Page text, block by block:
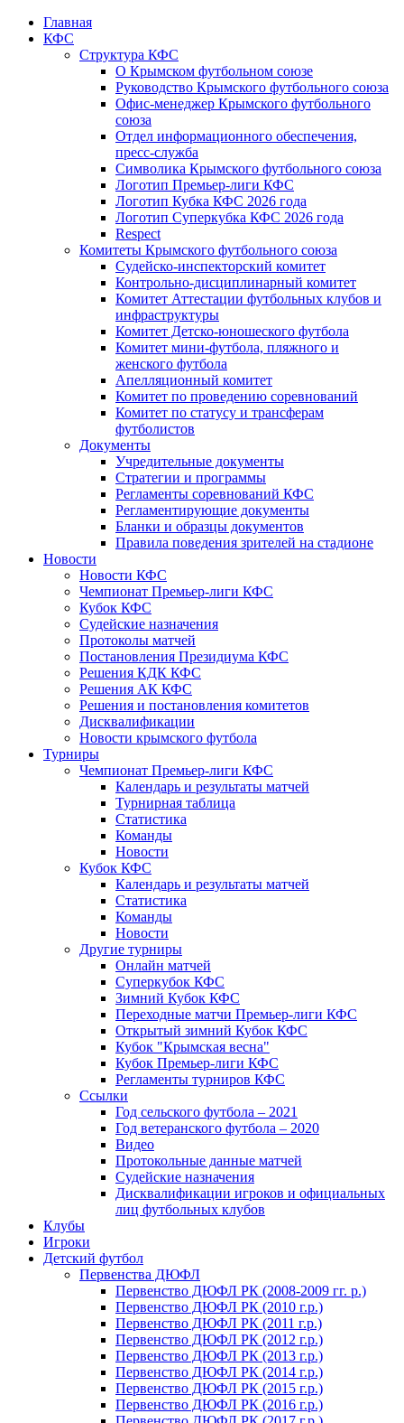
Главная
КФС
Структура КФС
О Крымском футбольном союзе
Руководство Крымского футбольного союза
Офис-менеджер Крымского футбольного
союза
Отдел информационного обеспечения,
пресс-служба
Символика Крымского футбольного союза
Логотип Премьер-лиги КФС
Логотип Кубка КФС 2026 года
Логотип Суперкубка КФС 2026 года
Respect
Комитеты Крымского футбольного союза
Судейско-инспекторский комитет
Контрольно-дисциплинарный комитет
Комитет Аттестации футбольных клубов и
инфраструктуры
Комитет Детско-юношеского футбола
Комитет мини-футбола, пляжного и
женского футбола
Апелляционный комитет
Комитет по проведению соревнований
Комитет по статусу и трансферам
футболистов
Документы
Учредительные документы
Стратегии и программы
Регламенты соревнований КФС
Регламентирующие документы
Бланки и образцы документов
Правила поведения зрителей на стадионе
Новости
Новости КФС
Чемпионат Премьер-лиги КФС
Кубок КФС
Судейские назначения
Протоколы матчей
Постановления Президиума КФС
Решения КДК КФС
Решения АК КФС
Решения и постановления комитетов
Дисквалификации
Новости крымского футбола
Турниры
Чемпионат Премьер-лиги КФС
Календарь и результаты матчей
Турнирная таблица
Статистика
Команды
Новости
Кубок КФС
Календарь и результаты матчей
Статистика
Команды
Новости
Другие турниры
Онлайн матчей
Суперкубок КФС
Зимний Кубок КФС
Переходные матчи Премьер-лиги КФС
Открытый зимний Кубок КФС
Кубок "Крымская весна"
Кубок Премьер-лиги КФС
Регламенты турниров КФС
Ссылки
Год сельского футбола – 2021
Год ветеранского футбола – 2020
Видео
Протокольные данные матчей
Судейские назначения
Дисквалификации игроков и официальных
лиц футбольных клубов
Клубы
Игроки
Детский футбол
Первенства ДЮФЛ
Первенство ДЮФЛ РК (2008-2009 гг. р.)
Первенство ДЮФЛ РК (2010 г.р.)
Первенство ДЮФЛ РК (2011 г.р.)
Первенство ДЮФЛ РК (2012 г.р.)
Первенство ДЮФЛ РК (2013 г.р.)
Первенство ДЮФЛ РК (2014 г.р.)
Первенство ДЮФЛ РК (2015 г.р.)
Первенство ДЮФЛ РК (2016 г.р.)